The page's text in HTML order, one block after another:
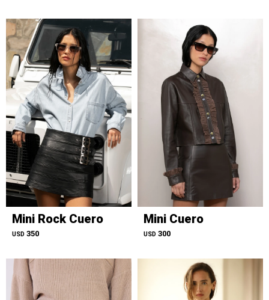
Mini Rock Cuero
USD 350
Mini Cuero
USD 300